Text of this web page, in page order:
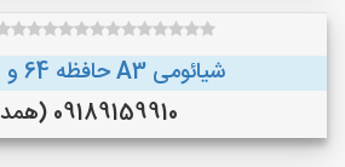
شیائومی A3 حافظه 64 و 128 گیگ
09189159910 (همدان)